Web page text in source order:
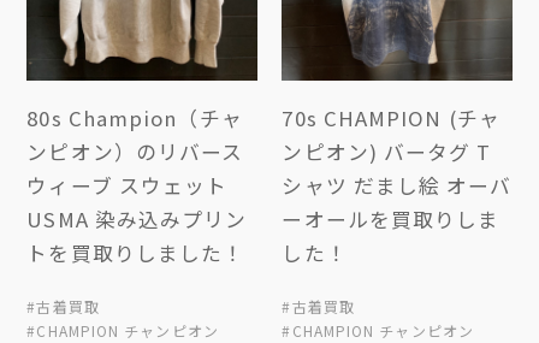
80s Champion（チャ
ンピオン）のリバース
ウィーブ スウェット
USMA 染み込みプリン
トを買取りしました！
#古着買取
#CHAMPION チャンピオン
70s CHAMPION (チャ
ンピオン) バータグ T
シャツ だまし絵 オーバ
ーオールを買取りしま
した！
#古着買取
#CHAMPION チャンピオン